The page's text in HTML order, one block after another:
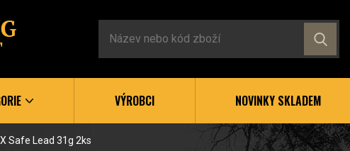
VÝROBCI NOVINKY SKLADEM
Safe Lead 31g 2ks